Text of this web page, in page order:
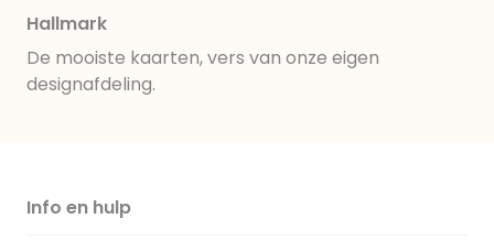
Hallmark
De mooiste kaarten, vers van onze eigen
designafdeling.
Info en hulp